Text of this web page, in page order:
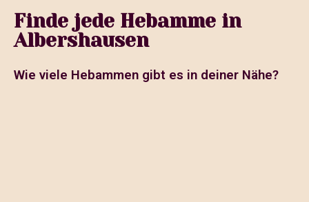
Finde jede Hebamme in
Albershausen
Wie viele Hebammen gibt es in deiner Nähe?